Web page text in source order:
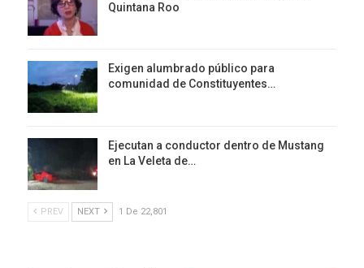
Quintana Roo
Exigen alumbrado público para
comunidad de Constituyentes…
Ejecutan a conductor dentro de Mustang
en La Veleta de…
PREV NEXT 1 De 22,801